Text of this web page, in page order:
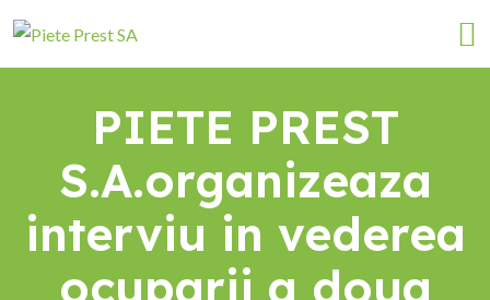
PIETE PREST
S.A.organizeaza
interviu in vederea
ocuparii a doua